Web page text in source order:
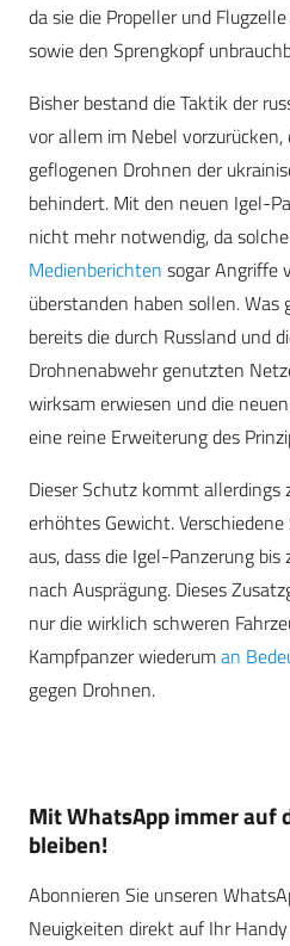
da sie die Propeller und
sowie den Sprengkopf
Bisher bestand die Taktik der
vor allem im Nebel
geflogenen Drohnen der
behindert. Mit den neuen Igel-
nicht mehr notwendig, da
Medienberichten sogar Angriffe
überstanden haben sollen. Was
bereits die durch Russland und
Drohnenabwehr genutzten
wirksam erwiesen und die
eine reine Erweiterung des
Dieser Schutz kommt allerdings
erhöhtes Gewicht.
aus, dass die Igel-Panzerung
nach Ausprägung. Dieses
nur die wirklich schweren
Kampfpanzer wiederuman
gegen Drohnen.
Mit WhatsApp immer auf
bleiben!
Abonnieren Sie unseren
Neuigkeiten direkt auf Ihr